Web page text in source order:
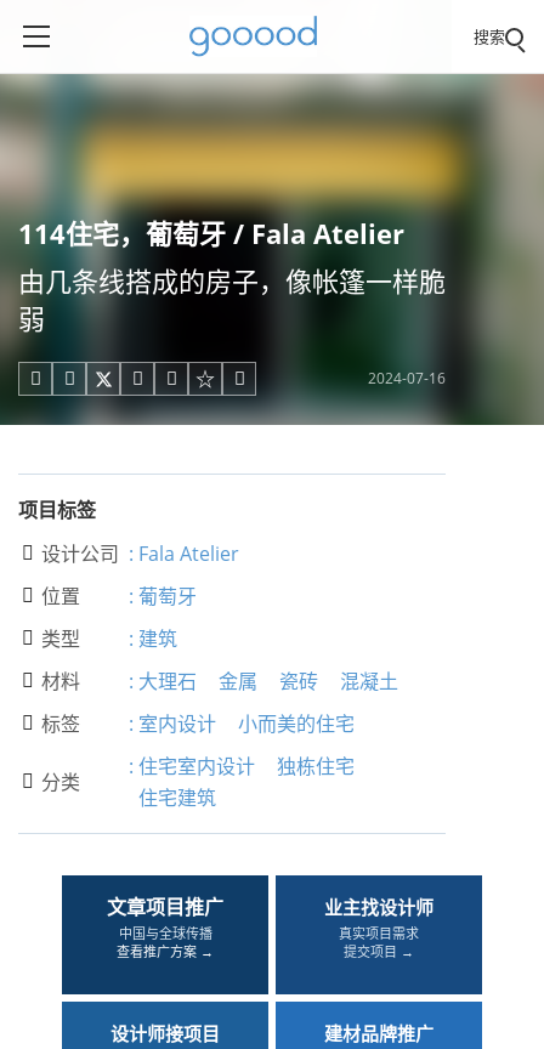
搜索
114住宅，葡萄牙 / Fala Atelier
由几条线搭成的房子，像帐篷一样脆
弱
     2024-07-16
项目标签
 设计公司 : Fala Atelier
 位置 : 葡萄牙
 类型 : 建筑
 材料 : 大理石 金属 瓷砖 混凝土
 标签 : 室内设计 小而美的住宅
 分类
: 住宅室内设计
独栋住宅
住宅建筑
文章项目推广
中国与全球传播
查看推广方案 →
业主找设计师
真实项目需求
提交项目 →
设计师接项目 建材品牌推广